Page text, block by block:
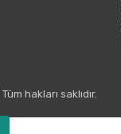
| Tüm hakları saklıdır.